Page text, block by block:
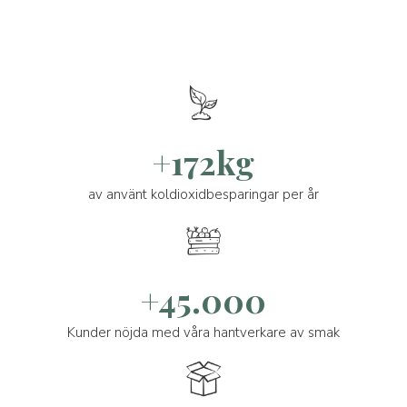
+172kg
av använt koldioxidbesparingar per år
+45.000
Kunder nöjda med våra hantverkare av smak